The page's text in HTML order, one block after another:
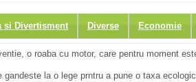
si Divertisment Diverse Economie
o roaba cu motor, care pentru moment
gandeste la o lege prntru a pune o taxa